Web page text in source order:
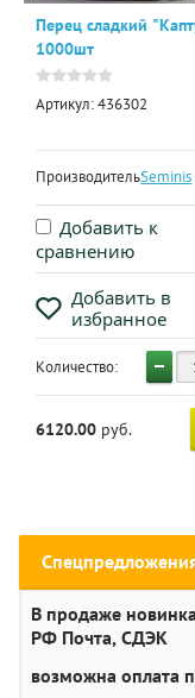
В продаже
РФ Почта, СДЭК
возможна оплата
Перец сладкий
1000шт
Артикул:436302
Производитель:Seminis
Добавить к
сравнению
Добавить в
избранное
Количество:
6120.00 руб.